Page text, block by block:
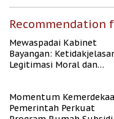
Recommendation
Mewaspadai Kabinet
Bayangan:
Legitimasi Moral dan
Momentum
Pemerintah Perkuat